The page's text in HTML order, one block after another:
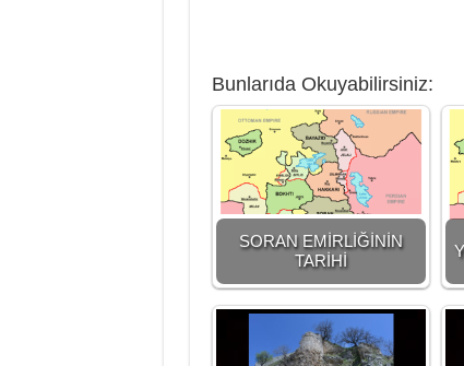
Bunlarıda Okuyabilirsiniz:
SORAN EMİRLİĞİNİN
TARİHİ